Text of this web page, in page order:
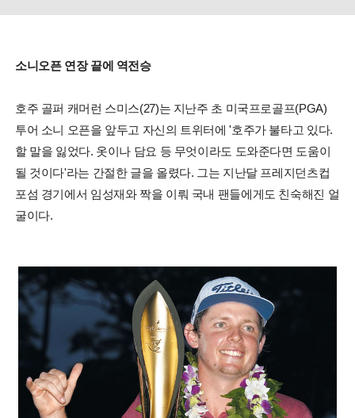
소니오픈 연장 끝에 역전승
호주 골퍼 캐머런 스미스(27)는 지난주 초 미국프로골프(PGA)
투어 소니 오픈을 앞두고 자신의 트위터에 '호주가 불타고 있다.
할 말을 잃었다. 옷이나 담요 등 무엇이라도 도와준다면 도움이
될 것이다'라는 간절한 글을 올렸다. 그는 지난달 프레지던츠컵
포섬 경기에서 임성재와 짝을 이뤄 국내 팬들에게도 친숙해진 얼
굴이다.